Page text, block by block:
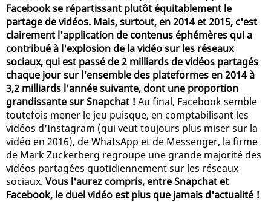
Facebook se répartissant plutôt équitablement le
partage de vidéos. Mais, surtout, en 2014 et 2015, c'est
clairement l'application de contenus éphémères qui a
contribué à l'explosion de la vidéo sur les réseaux
sociaux, qui est passé de 2 milliards de vidéos partagés
chaque jour sur l'ensemble des plateformes en 2014 à
3,2 milliards l'année suivante, dont une proportion
grandissante sur Snapchat ! Au final, Facebook semble
toutefois mener le jeu puisque, en comptabilisant les
vidéos d'Instagram (qui veut toujours plus miser sur la
vidéo en 2016), de WhatsApp et de Messenger, la firme
de Mark Zuckerberg regroupe une grande majorité des
vidéos partagées quotidiennement sur les réseaux
sociaux. Vous l'aurez compris, entre Snapchat et
Facebook, le duel vidéo est plus que jamais d'actualité !